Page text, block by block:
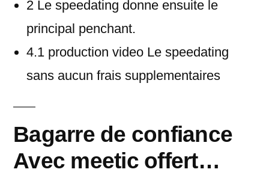
2 Le speedating donne ensuite le
principal penchant.
4.1 production video Le speedating
sans aucun frais supplementaires
Bagarre de confiance
Avec meetic offert…